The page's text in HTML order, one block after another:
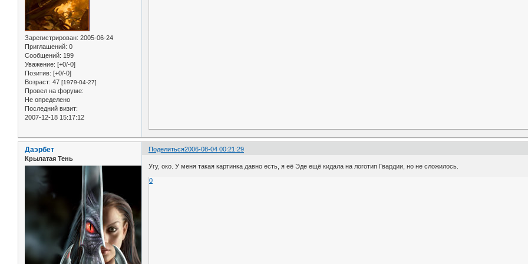
Зарегистрирован: 2005-06-24
Приглашений: 0
Сообщений: 199
Уважение: [+0/-0]
Позитив: [+0/-0]
Возраст: 47 [1979-04-27]
Провел на форуме:
Не определено
Последний визит:
2007-12-18 15:17:12
Поделиться2006-08-04 00:21:29
Даэрбет
Крылатая Тень
Угу, око. У меня такая картинка давно есть, я её Эде ещё кидала на логотип Гвардии, но не сложилось.
0